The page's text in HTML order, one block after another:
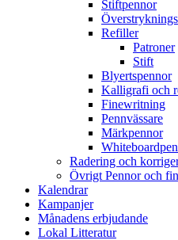
Stiftpennor
Refiller
Patroner
Stift
Blyertspennor
Kalligrafi och
Finewritning
Pennvässare
Märkpennor
Radering och
Övrigt Pennor och
Kalendrar
Kampanjer
Månadens erbjudande
Lokal Litteratur